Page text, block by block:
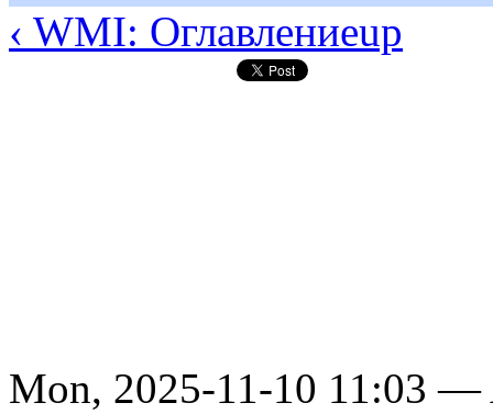
‹ WMI: Оглавлениеup
Mon, 2025-11-10 11:03 —